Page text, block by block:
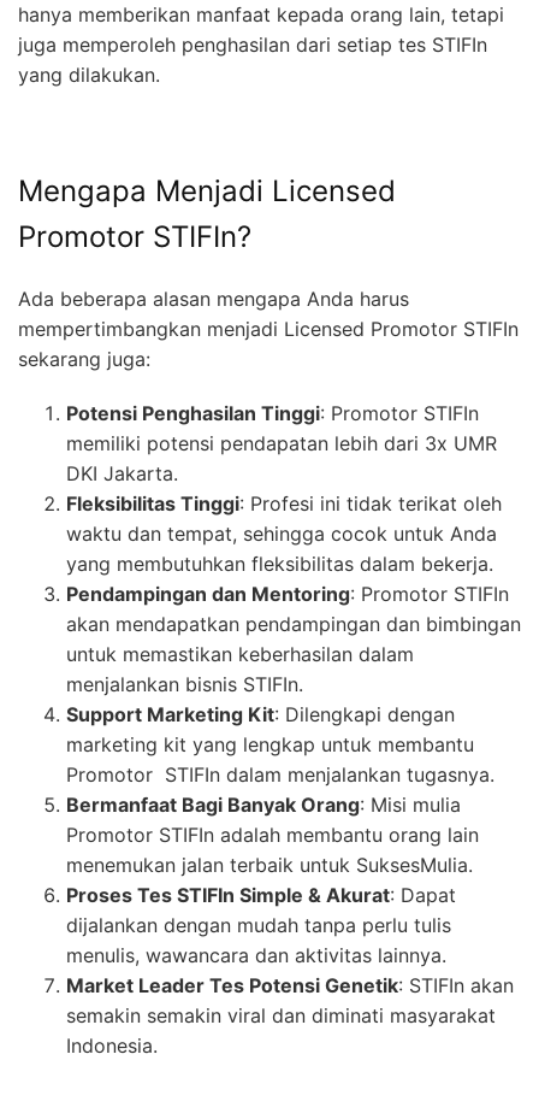
hanya memberikan manfaat kepada orang lain, tetapi
juga memperoleh penghasilan dari setiap tes STIFIn
yang dilakukan.
Mengapa Menjadi Licensed
Promotor STIFIn?
Ada beberapa alasan mengapa Anda harus
mempertimbangkan menjadi Licensed Promotor STIFIn
sekarang juga:
Potensi Penghasilan Tinggi: Promotor STIFIn
memiliki potensi pendapatan lebih dari 3x UMR
DKI Jakarta.
Fleksibilitas Tinggi: Profesi ini tidak terikat oleh
waktu dan tempat, sehingga cocok untuk Anda
yang membutuhkan fleksibilitas dalam bekerja.
Pendampingan dan Mentoring: Promotor STIFIn
akan mendapatkan pendampingan dan bimbingan
untuk memastikan keberhasilan dalam
menjalankan bisnis STIFIn.
Support Marketing Kit: Dilengkapi dengan
marketing kit yang lengkap untuk membantu
Promotor STIFIn dalam menjalankan tugasnya.
Bermanfaat Bagi Banyak Orang: Misi mulia
Promotor STIFIn adalah membantu orang lain
menemukan jalan terbaik untuk SuksesMulia.
Proses Tes STIFIn Simple & Akurat: Dapat
dijalankan dengan mudah tanpa perlu tulis
menulis, wawancara dan aktivitas lainnya.
Market Leader Tes Potensi Genetik: STIFIn akan
semakin semakin viral dan diminati masyarakat
Indonesia.